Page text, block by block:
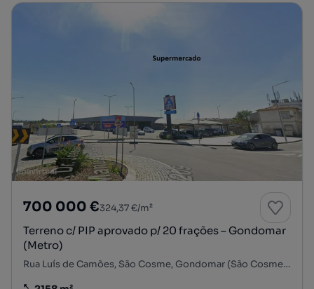
700 000 €324,37 €/m²
Terreno c/ PIP aprovado p/ 20 frações – Gondomar
(Metro)
Rua Luís de Camões, São Cosme, Gondomar (São Cosme), Valbom e Jovim, Gondomar, Porto